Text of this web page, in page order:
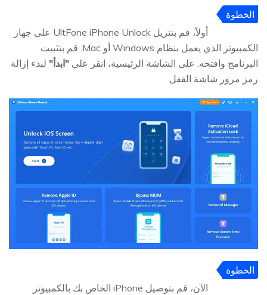
الخطوة
أولاً، قم بتنزيل UltFone iPhone Unlock على جهاز
الكمبيوتر الذي يعمل بنظام Windows أو Mac. قم بتثبيت
البرنامج وافتحه. على الشاشة الرئيسية، انقر على "ابدأ" لبدء إزالة
رمز مرور شاشة القفل.
الخطوة
الآن، قم بتوصيل iPhone الخاص بك بالكمبيوتر